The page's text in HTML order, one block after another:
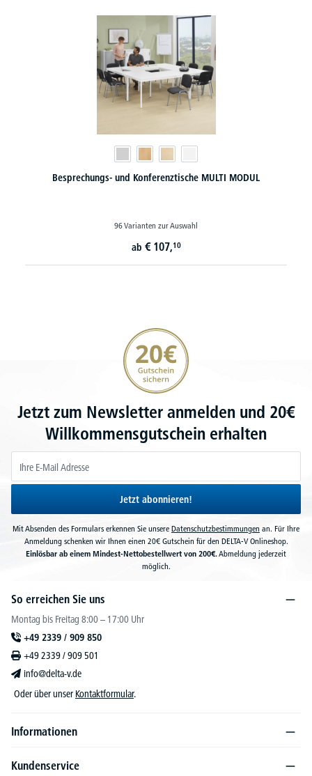
Besprechungs- und Konferenztische MULTI MODUL
96 Varianten zur Auswahl
ab € 107,10
20€ Gutschein sichern
Jetzt zum Newsletter anmelden und 20€
Willkommensgutschein erhalten
Jetzt abonnieren!
Mit Absenden des Formulars erkennen Sie unsere Datenschutzbestimmungen an. Für Ihre
Anmeldung schenken wir Ihnen einen 20€ Gutschein für den DELTA-V Onlineshop.
Einlösbar ab einem Mindest-Nettobestellwert von 200€.Abmeldung jederzeit
möglich.
So erreichen Sie uns
Montag bis Freitag 8:00 – 17:00 Uhr
+49 2339 / 909 850
+49 2339 / 909 501
info@delta-v.de
Oder über unser Kontaktformular.
Informationen
Kundenservice